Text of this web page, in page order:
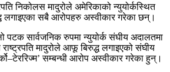
निकोलस मादुरोले अमेरिकाको न्युयोर्कस्थित
लगाइएका सबै आरोपहरु अस्वीकार गरेका छन्।
पटक सार्वजनिक रुपमा न्युयोर्क संघीय अदालतमा
मादुरोले आफू बिरुद्ध लगाइएको संघीय
सम्बन्धी आरोप अस्वीकार गरेका हुन्।